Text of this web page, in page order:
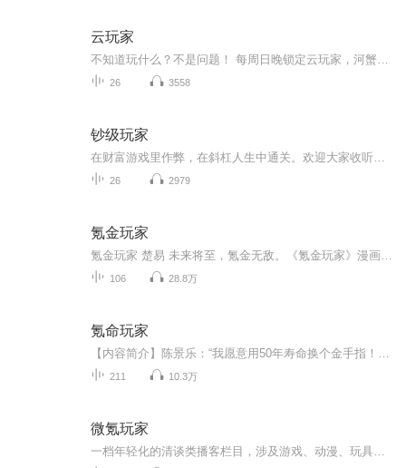
云玩家
26 3558
钞级玩家
26 2979
氪金玩家
106 28.8万
氪命玩家
211 10.3万
微氪玩家